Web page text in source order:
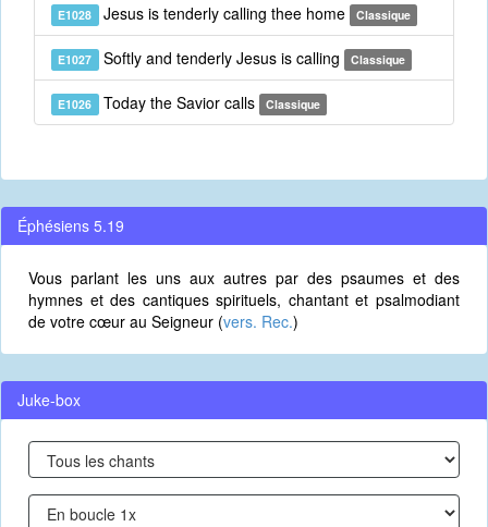
E1028 Jesus is tenderly calling thee home Classique
E1027 Softly and tenderly Jesus is calling Classique
E1026 Today the Savior calls Classique
Éphésiens 5.19
Vous parlant les uns aux autres par des psaumes et des
hymnes et des cantiques spirituels, chantant et psalmodiant
de votre cœur au Seigneur (vers. Rec.)
Juke-box